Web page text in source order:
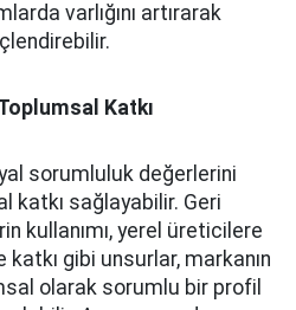
varlığını artırarak
Katkı
sorumluluk değerlerini
katkı sağlayabilir. Geri
kullanımı, yerel üreticilere
gibi unsurlar, markanın
olarak sorumlu bir profil